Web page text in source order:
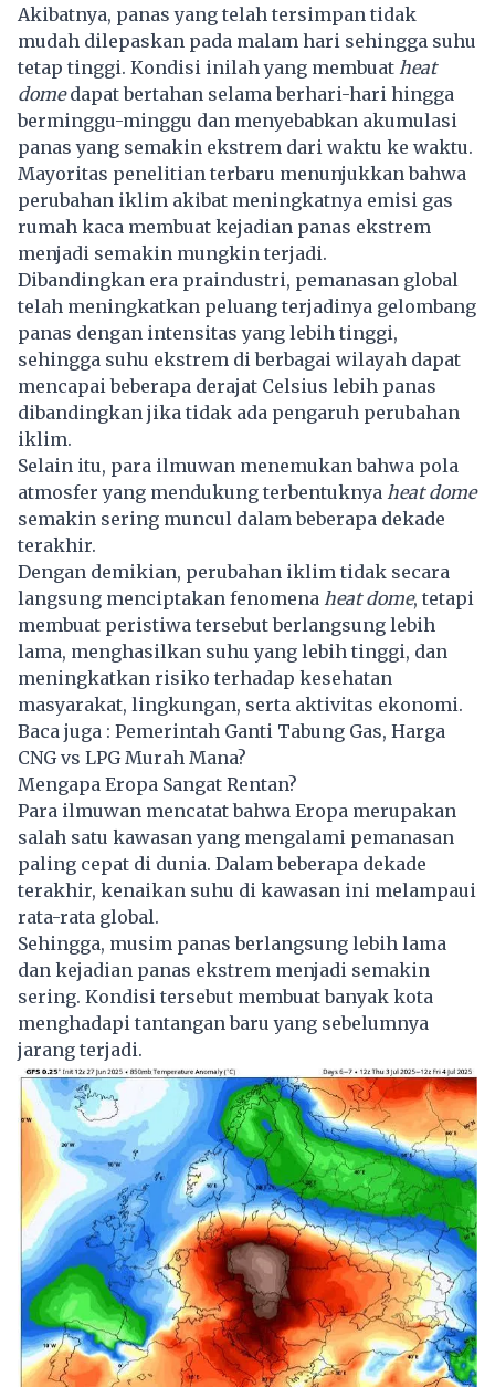
Akibatnya, panas yang telah tersimpan tidak
mudah dilepaskan pada malam hari sehingga suhu
tetap tinggi. Kondisi inilah yang membuat heat
domedapat bertahan selama berhari-hari hingga
berminggu-minggu dan menyebabkan akumulasi
panas yang semakin ekstrem dari waktu ke waktu.
Mayoritas penelitian terbaru menunjukkan bahwa
perubahan iklim akibat meningkatnya emisi gas
rumah kaca membuat kejadian panas ekstrem
menjadi semakin mungkin terjadi.
Dibandingkan era praindustri, pemanasan global
telah meningkatkan peluang terjadinya gelombang
panas dengan intensitas yang lebih tinggi,
sehingga suhu ekstrem di berbagai wilayah dapat
mencapai beberapa derajat Celsius lebih panas
dibandingkan jika tidak ada pengaruh perubahan
iklim.
Selain itu, para ilmuwan menemukan bahwa pola
atmosfer yang mendukung terbentuknya heat dome
semakin sering muncul dalam beberapa dekade
terakhir.
Dengan demikian, perubahan iklim tidak secara
langsung menciptakan fenomena heat dome, tetapi
membuat peristiwa tersebut berlangsung lebih
lama, menghasilkan suhu yang lebih tinggi, dan
meningkatkan risiko terhadap kesehatan
masyarakat, lingkungan, serta aktivitas ekonomi.
Baca juga : Pemerintah Ganti Tabung Gas, Harga
CNG vs LPG Murah Mana?
Mengapa Eropa Sangat Rentan?
Para ilmuwan mencatat bahwa Eropa merupakan
salah satu kawasan yang mengalami pemanasan
paling cepat di dunia. Dalam beberapa dekade
terakhir, kenaikan suhu di kawasan ini melampaui
rata-rata global.
Sehingga, musim panas berlangsung lebih lama
dan kejadian panas ekstrem menjadi semakin
sering. Kondisi tersebut membuat banyak kota
menghadapi tantangan baru yang sebelumnya
jarang terjadi.